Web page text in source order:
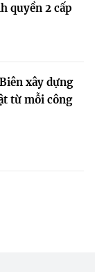
quyền 2 cấp
xây dựng
từ mỗi công